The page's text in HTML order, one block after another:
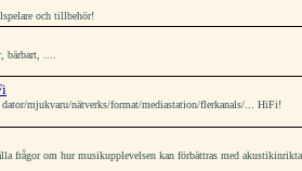
och tillbehör!
bärbart, ....
mjukvaru/nätverks/format/mediastation/flerkanals/... HiFi!
frågor om hur musikupplevelsen kan förbättras med